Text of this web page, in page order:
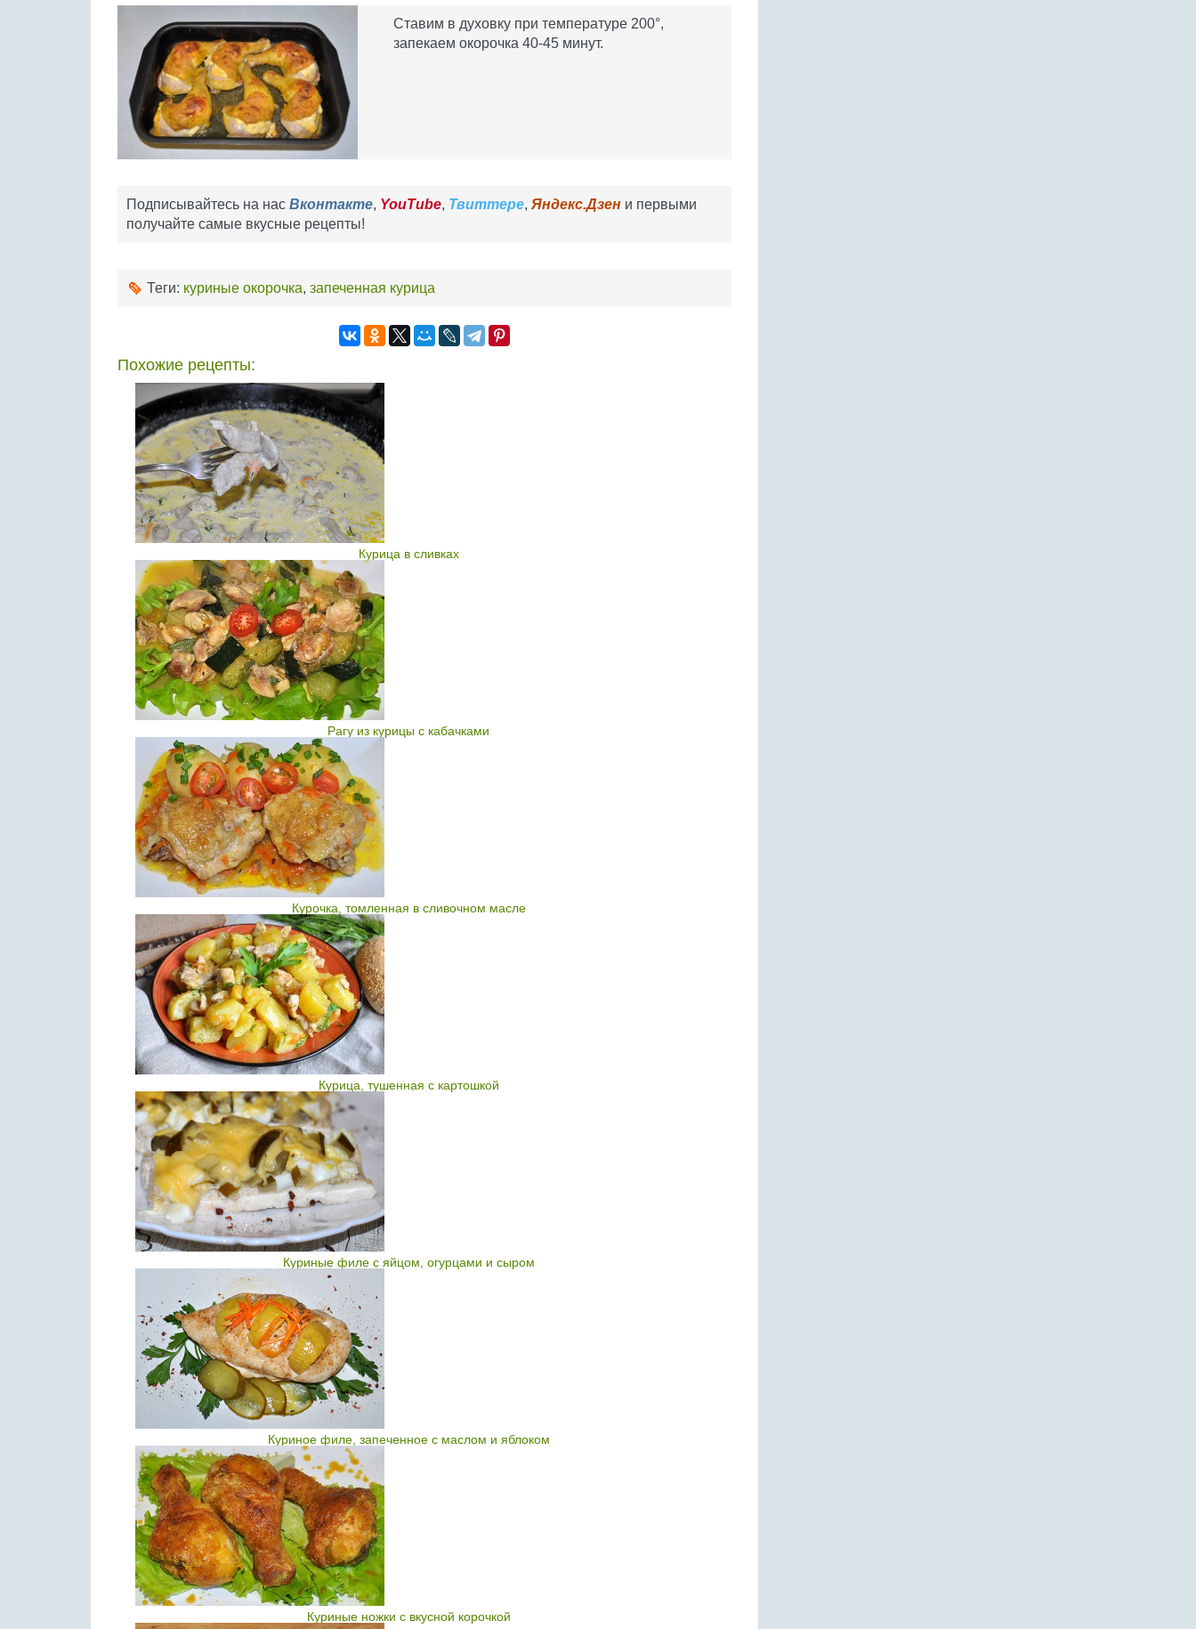
Ставим в духовку при температуре 200°,
запекаем окорочка 40-45 минут.
Подписывайтесь на нас Вконтакте, YouTube, Твиттере, Яндекс.Дзен и первыми
получайте самые вкусные рецепты!
Теги: куриные окорочка, запеченная курица
Похожие рецепты:
Курица в сливках
Рагу из курицы с кабачками
Курочка, томленная в сливочном масле
Курица, тушенная с картошкой
Куриные филе с яйцом, огурцами и сыром
Куриное филе, запеченное с маслом и яблоком
Куриные ножки с вкусной корочкой